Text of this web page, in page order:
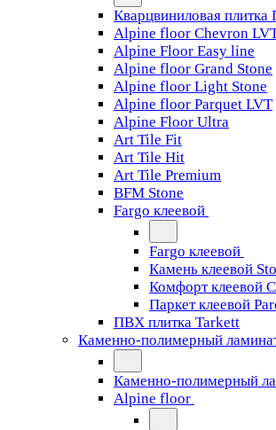
Кварцвиниловая
Alpine floor Chevron
Alpine Floor Easy line
Alpine floor Grand Stone
Alpine floor Light Stone
Alpine floor Parquet LVT
Alpine Floor Ultra
Art Tile Fit
Art Tile Hit
Art Tile Premium
BFM Stone
Fargo клеевой
Fargo клеевой
Камень клеевой
Комфорт клеевой
Паркет клеевой
ПВХ плитка Tarkett
Каменно-полимерный
Каменно-полимерный
Alpine floor